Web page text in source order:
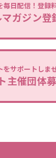
日配信！登録
ガジン登
をサポートしま
主催団体